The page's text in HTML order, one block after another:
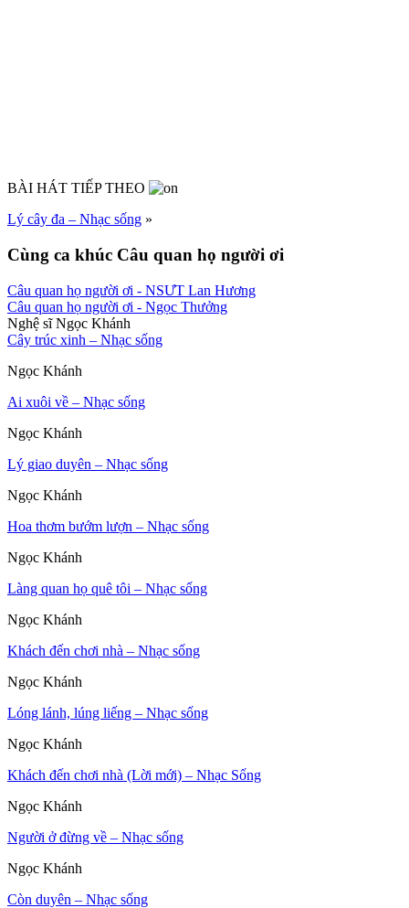
BÀI HÁT TIẾP THEO
Lý cây đa – Nhạc sống »
Cùng ca khúc Câu quan họ người ơi
Câu quan họ người ơi - NSƯT Lan Hương
Câu quan họ người ơi - Ngọc Thưởng
Nghệ sĩ Ngọc Khánh
Cây trúc xinh – Nhạc sống
Ngọc Khánh
Ai xuôi về – Nhạc sống
Ngọc Khánh
Lý giao duyên – Nhạc sống
Ngọc Khánh
Hoa thơm bướm lượn – Nhạc sống
Ngọc Khánh
Làng quan họ quê tôi – Nhạc sống
Ngọc Khánh
Khách đến chơi nhà – Nhạc sống
Ngọc Khánh
Lóng lánh, lúng liếng – Nhạc sống
Ngọc Khánh
Khách đến chơi nhà (Lời mới) – Nhạc Sống
Ngọc Khánh
Người ở đừng về – Nhạc sống
Ngọc Khánh
Còn duyên – Nhạc sống